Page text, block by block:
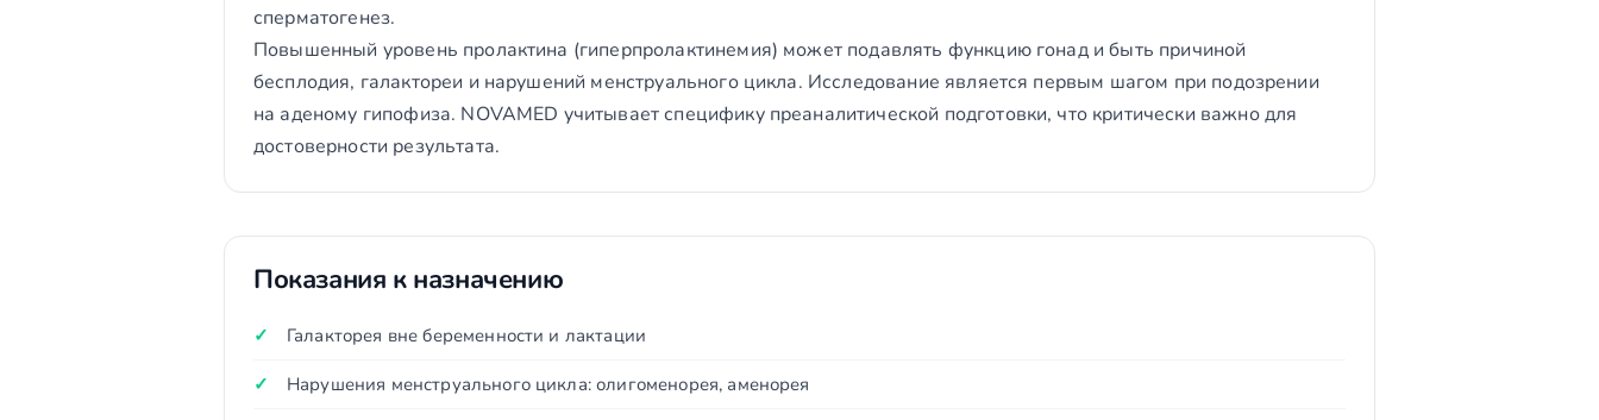
сперматогенез.
Повышенный уровень пролактина (гиперпролактинемия) может подавлять функцию гонад и быть причиной
бесплодия, галактореи и нарушений менструального цикла. Исследование является первым шагом при подозрении
на аденому гипофиза. NOVAMED учитывает специфику преаналитической подготовки, что критически важно для
достоверности результата.
Показания к назначению
Галакторея вне беременности и лактации
Нарушения менструального цикла: олигоменорея, аменорея